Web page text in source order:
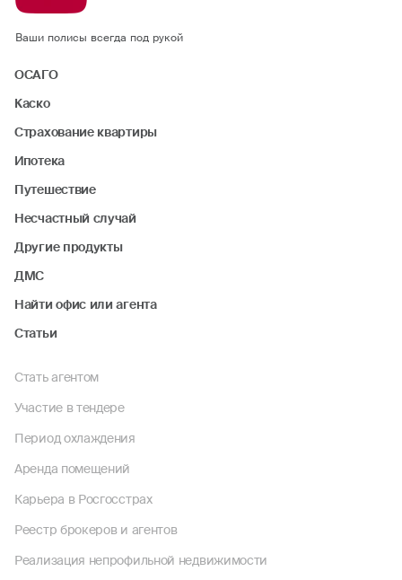
Ваши полисы всегда под рукой
ОСАГО
Каско
Страхование квартиры
Ипотека
Путешествие
Несчастный случай
Другие продукты
ДМС
Найти офис или агента
Статьи
Стать агентом
Участие в тендере
Период охлаждения
Аренда помещений
Карьера в Росгосстрах
Реестр брокеров и агентов
Реализация непрофильной недвижимости